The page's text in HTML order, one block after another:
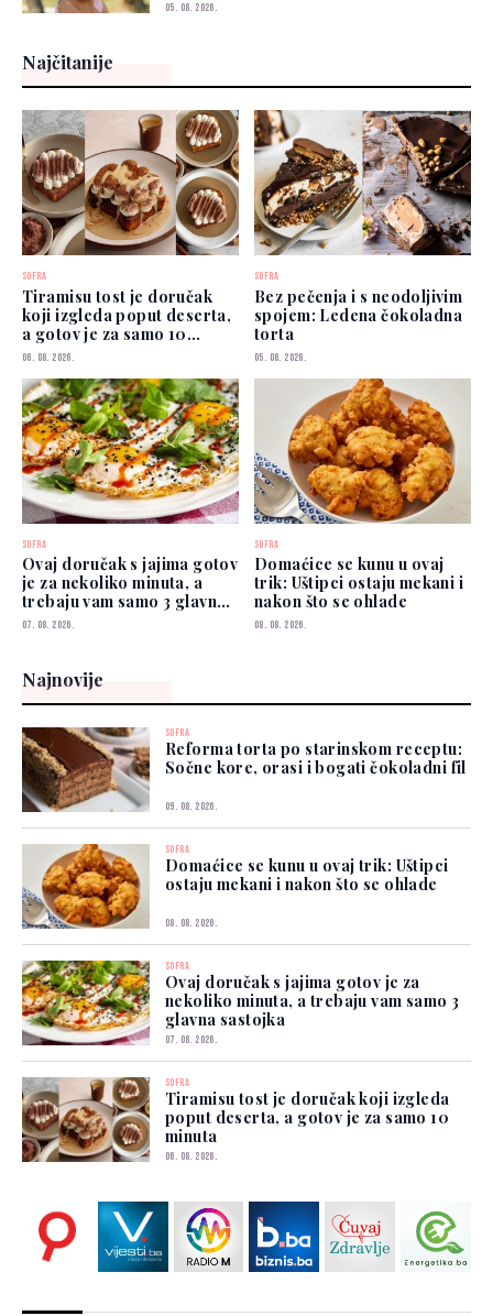
05. 08. 2026.
Najčitanije
SOFRA
Tiramisu tost je doručak
koji izgleda poput deserta,
a gotov je za samo 10
minuta
06. 08. 2026.
SOFRA
Bez pečenja i s neodoljivim
spojem: Ledena čokoladna
torta
05. 08. 2026.
SOFRA
Ovaj doručak s jajima gotov
je za nekoliko minuta, a
trebaju vam samo 3 glavna
sastojka
07. 08. 2026.
SOFRA
Domaćice se kunu u ovaj
trik: Uštipci ostaju mekani i
nakon što se ohlade
08. 08. 2026.
Najnovije
SOFRA
Reforma torta po starinskom receptu:
Sočne kore, orasi i bogati čokoladni fil
09. 08. 2026.
SOFRA
Domaćice se kunu u ovaj trik: Uštipci
ostaju mekani i nakon što se ohlade
08. 08. 2026.
SOFRA
Ovaj doručak s jajima gotov je za
nekoliko minuta, a trebaju vam samo 3
glavna sastojka
07. 08. 2026.
SOFRA
Tiramisu tost je doručak koji izgleda
poput deserta, a gotov je za samo 10
minuta
06. 08. 2026.